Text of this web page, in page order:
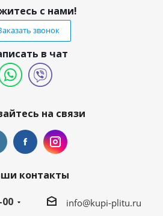
с нами!
звонок
в чат
на связи
контакты
00
info@kupi-plitu.ru